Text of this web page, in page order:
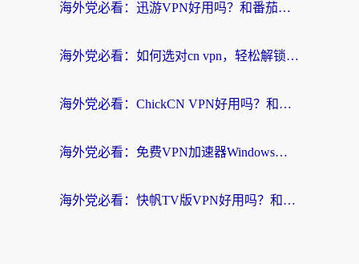
海外党必看：迅游VPN好用吗？和番茄加速器VPN对比哪个回国效果更好？
海外党必看：如何选对cn vpn，轻松解锁国内影音游戏？
海外党必看：ChickCN VPN好用吗？和星河VPN对比哪个回国效果更好？附真实体验+避坑指南
海外党必看：免费VPN加速器Windows版怎么选？附真实测评与无缝访问国内资源指南
海外党必看：快帆TV版VPN好用吗？和hi龟龟VPN对比哪个回国效果更好？附免费加速器选择指南